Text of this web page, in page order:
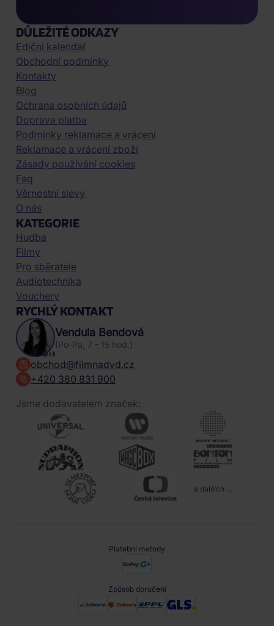
DŮLEŽITÉ ODKAZY
Ediční kalendář
Obchodní podmínky
Kontakty
Blog
Ochrana osobních údajů
Doprava platba
Podmínky reklamace a vrácení
Reklamace a vrácení zboží
Zásady používání cookies
Faq
Věrnostní slevy
O nás
KATEGORIE
Hudba
Filmy
Pro sběratele
Audiotechnika
Vouchery
RYCHLÝ KONTAKT
Vendula Bendová
(Po-Pa, 7 - 15 hod.)
obchod@filmnadvd.cz
+420 380 831 900
Jsme dodavatelem značek:
a dalších ...
Platební metody
Způsob doručení